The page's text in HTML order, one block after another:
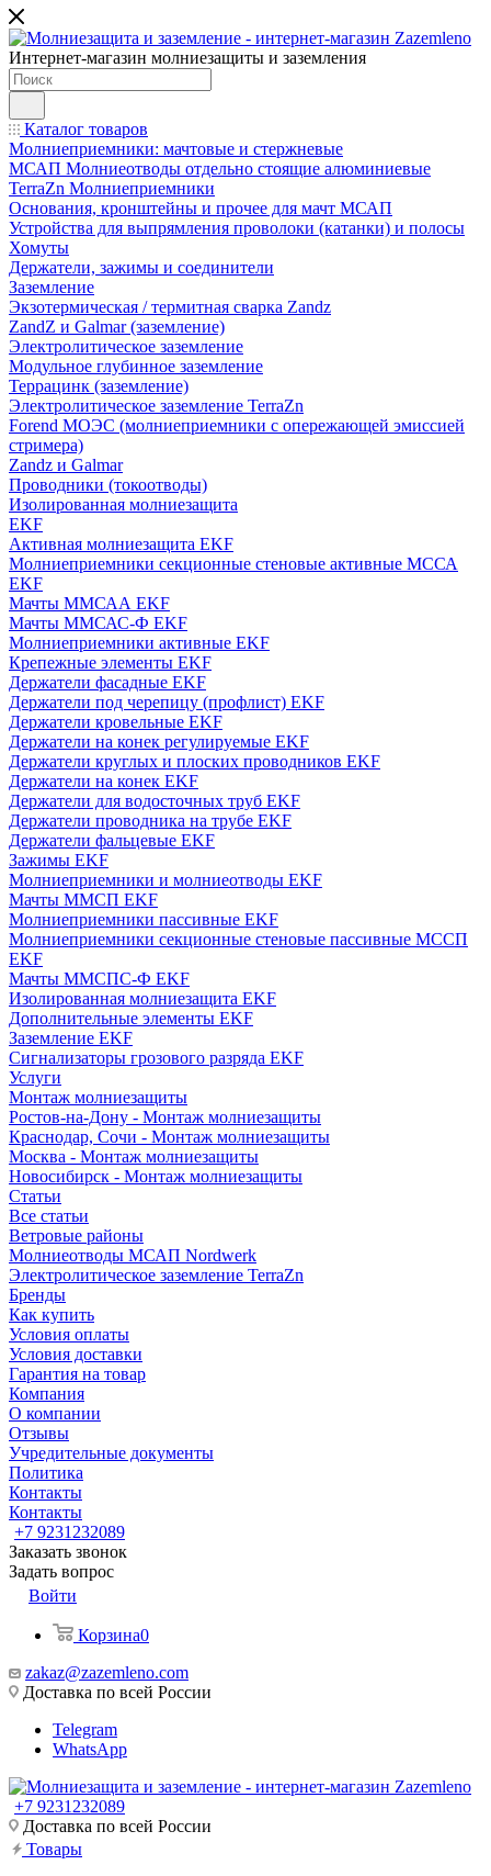
Интернет-магазин молниезащиты и заземления
Каталог товаров
Молниеприемники: мачтовые и стержневые
МСАП Молниеотводы отдельно стоящие алюминиевые
TerraZn Молниеприемники
Основания, кронштейны и прочее для мачт МСАП
Устройства для выпрямления проволоки (катанки) и полосы
Хомуты
Держатели, зажимы и соединители
Заземление
Экзотермическая / термитная сварка Zandz
ZandZ и Galmar (заземление)
Электролитическое заземление
Модульное глубинное заземление
Террацинк (заземление)
Электролитическое заземление TerraZn
Forend МОЭС (молниеприемники с опережающей эмиссией
стримера)
Zandz и Galmar
Проводники (токоотводы)
Изолированная молниезащита
EKF
Активная молниезащита EKF
Молниеприемники секционные стеновые активные МССА
EKF
Мачты ММСАА EKF
Мачты ММСАС-Ф EKF
Молниеприемники активные EKF
Крепежные элементы EKF
Держатели фасадные EKF
Держатели под черепицу (профлист) EKF
Держатели кровельные EKF
Держатели на конек регулируемые EKF
Держатели круглых и плоских проводников EKF
Держатели на конек EKF
Держатели для водосточных труб EKF
Держатели проводника на трубе EKF
Держатели фальцевые EKF
Зажимы EKF
Молниеприемники и молниеотводы EKF
Мачты ММСП EKF
Молниеприемники пассивные EKF
Молниеприемники секционные стеновые пассивные МССП
EKF
Мачты ММСПС-Ф EKF
Изолированная молниезащита EKF
Дополнительные элементы EKF
Заземление EKF
Сигнализаторы грозового разряда EKF
Услуги
Монтаж молниезащиты
Ростов-на-Дону - Монтаж молниезащиты
Краснодар, Сочи - Монтаж молниезащиты
Москва - Монтаж молниезащиты
Новосибирск - Монтаж молниезащиты
Статьи
Все статьи
Ветровые районы
Молниеотводы МСАП Nordwerk
Электролитическое заземление TerraZn
Бренды
Как купить
Условия оплаты
Условия доставки
Гарантия на товар
Компания
О компании
Отзывы
Учредительные документы
Политика
Контакты
Контакты
+7 9231232089
Заказать звонок
Задать вопрос
Войти
Корзина0
zakaz@zazemleno.com
Доставка по всей России
Telegram
WhatsApp
+7 9231232089
Доставка по всей России
Товары